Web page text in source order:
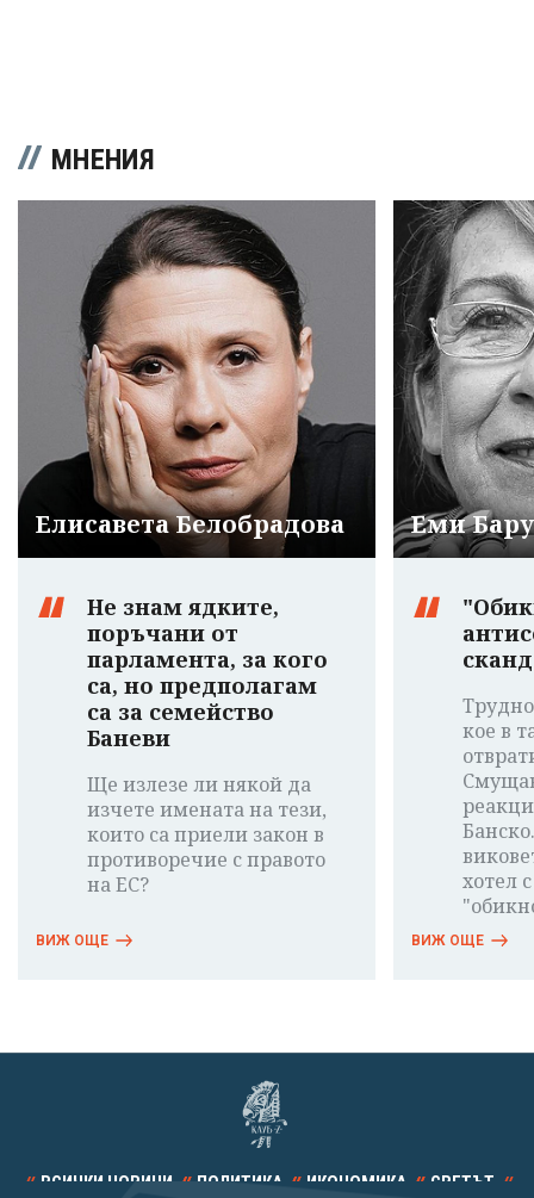
МНЕНИЯ
Елисавета Белобрадова
Не знам ядките,
поръчани от
парламента, за кого
са, но предполагам
са за семейство
Баневи
Ще излезе ли някой да
изчете имената на тези,
които са приели закон в
противоречие с правото
на ЕС?
ВИЖ ОЩЕ
Еми
кое в
хотел
ВИЖ ОЩЕ
ВСИЧКИ НОВИНИ ПОЛИТИКА ИКОНОМИКА СВЕТЪТ